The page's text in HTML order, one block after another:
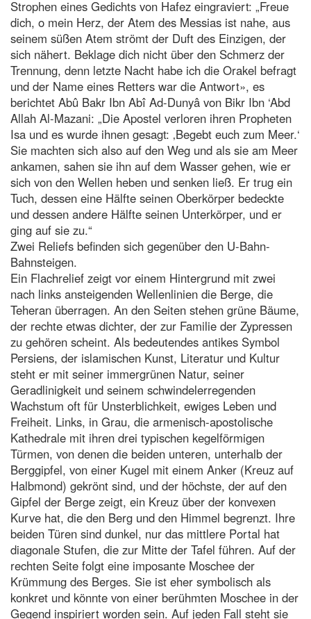
Strophen eines Gedichts von Hafez eingraviert: „Freue
dich, o mein Herz, der Atem des Messias ist nahe, aus
seinem süßen Atem strömt der Duft des Einzigen, der
sich nähert. Beklage dich nicht über den Schmerz der
Trennung, denn letzte Nacht habe ich die Orakel befragt
und der Name eines Retters war die Antwort», es
berichtet Abû Bakr Ibn Abî Ad-Dunyâ von Bikr Ibn ‘Abd
Allah Al-Mazani: „Die Apostel verloren ihren Propheten
Isa und es wurde ihnen gesagt: ‚Begebt euch zum Meer.‘
Sie machten sich also auf den Weg und als sie am Meer
ankamen, sahen sie ihn auf dem Wasser gehen, wie er
sich von den Wellen heben und senken ließ. Er trug ein
Tuch, dessen eine Hälfte seinen Oberkörper bedeckte
und dessen andere Hälfte seinen Unterkörper, und er
ging auf sie zu.“
Zwei Reliefs befinden sich gegenüber den U-Bahn-
Bahnsteigen.
Ein Flachrelief zeigt vor einem Hintergrund mit zwei
nach links ansteigenden Wellenlinien die Berge, die
Teheran überragen. An den Seiten stehen grüne Bäume,
der rechte etwas dichter, der zur Familie der Zypressen
zu gehören scheint. Als bedeutendes antikes Symbol
Persiens, der islamischen Kunst, Literatur und Kultur
steht er mit seiner immergrünen Natur, seiner
Geradlinigkeit und seinem schwindelerregenden
Wachstum oft für Unsterblichkeit, ewiges Leben und
Freiheit. Links, in Grau, die armenisch-apostolische
Kathedrale mit ihren drei typischen kegelförmigen
Türmen, von denen die beiden unteren, unterhalb der
Berggipfel, von einer Kugel mit einem Anker (Kreuz auf
Halbmond) gekrönt sind, und der höchste, der auf den
Gipfel der Berge zeigt, ein Kreuz über der konvexen
Kurve hat, die den Berg und den Himmel begrenzt. Ihre
beiden Türen sind dunkel, nur das mittlere Portal hat
diagonale Stufen, die zur Mitte der Tafel führen. Auf der
rechten Seite folgt eine imposante Moschee der
Krümmung des Berges. Sie ist eher symbolisch als
konkret und könnte von einer berühmten Moschee in der
Gegend inspiriert worden sein. Auf jeden Fall steht sie